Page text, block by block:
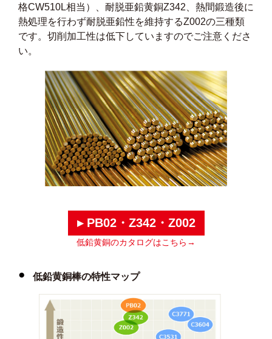
格CW510L相当）、耐脱亜鉛黄銅Z342、熱間鍛造後に
熱処理を行わず耐脱亜鉛性を維持するZ002の三種類
です。切削加工性は低下していますのでご注意くださ
い。
▸ PB02・Z342・Z002
低鉛黄銅のカタログはこちら→
低鉛黄銅棒の特性マップ